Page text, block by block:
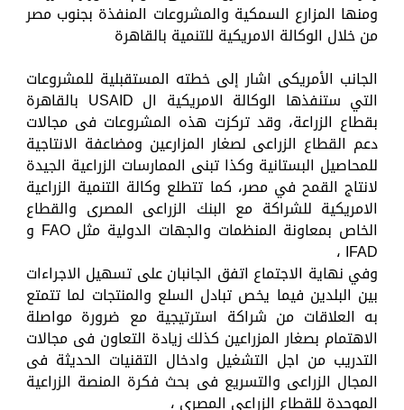
ومنها المزارع السمكية والمشروعات المنفذة بجنوب مصر
من خلال الوكالة الامريكية للتنمية بالقاهرة
الجانب الأمريكى اشار إلى خطته المستقبلية للمشروعات
التي ستنفذها الوكالة الامريكية ال USAID بالقاهرة
بقطاع الزراعة، وقد تركزت هذه المشروعات فى مجالات
دعم القطاع الزراعى لصغار المزارعين ومضاعفة الانتاجية
للمحاصيل البستانية وكذا تبنى الممارسات الزراعية الجيدة
لانتاج القمح في مصر، كما تتطلع وكالة التنمية الزراعية
الامريكية للشراكة مع البنك الزراعى المصرى والقطاع
الخاص بمعاونة المنظمات والجهات الدولية مثل FAO و
IFAD ،
وفي نهاية الاجتماع اتفق الجانبان على تسهيل الاجراءات
بين البلدين فيما يخص تبادل السلع والمنتجات لما تتمتع
به العلاقات من شراكة استرتيجية مع ضرورة مواصلة
الاهتمام بصغار المزراعين كذلك زيادة التعاون فى مجالات
التدريب من اجل التشغيل وادخال التقنيات الحديثة فى
المجال الزراعى والتسريع فى بحث فكرة المنصة الزراعية
الموحدة للقطاع الزراعى المصرى ،